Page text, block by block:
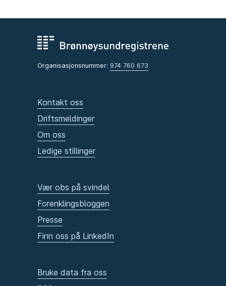
Organisasjonsnummer: 974 760 673
Kontakt oss
Driftsmeldinger
Om oss
Ledige stillinger
Vær obs på svindel
Forenklingsbloggen
Presse
Finn oss på LinkedIn
Bruke data fra oss